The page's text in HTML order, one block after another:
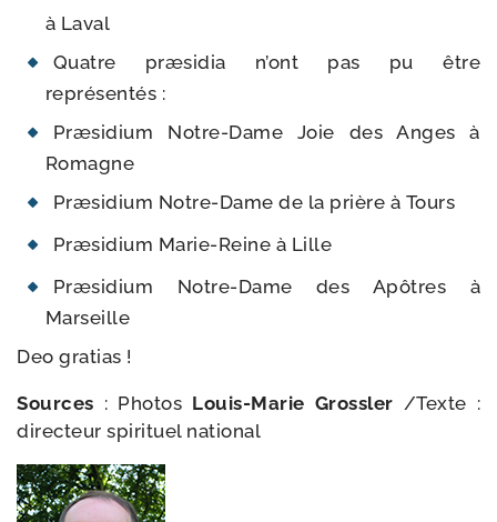
à Laval
Quatre præ­si­dia n’ont pas pu être
représentés :
Præsidium Notre-​Dame Joie des Anges à
Romagne
Præsidium Notre-​Dame de la prière à Tours
Præsidium Marie-​Reine à Lille
Præsidium Notre-​Dame des Apôtres à
Marseille
Deo gra­tias !
Sources : Photos Louis-​Marie Grossler /​Texte :
direc­teur spi­ri­tuel national